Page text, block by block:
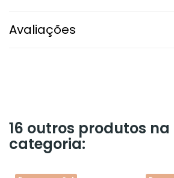
Avaliações
16 outros produtos
categoria: